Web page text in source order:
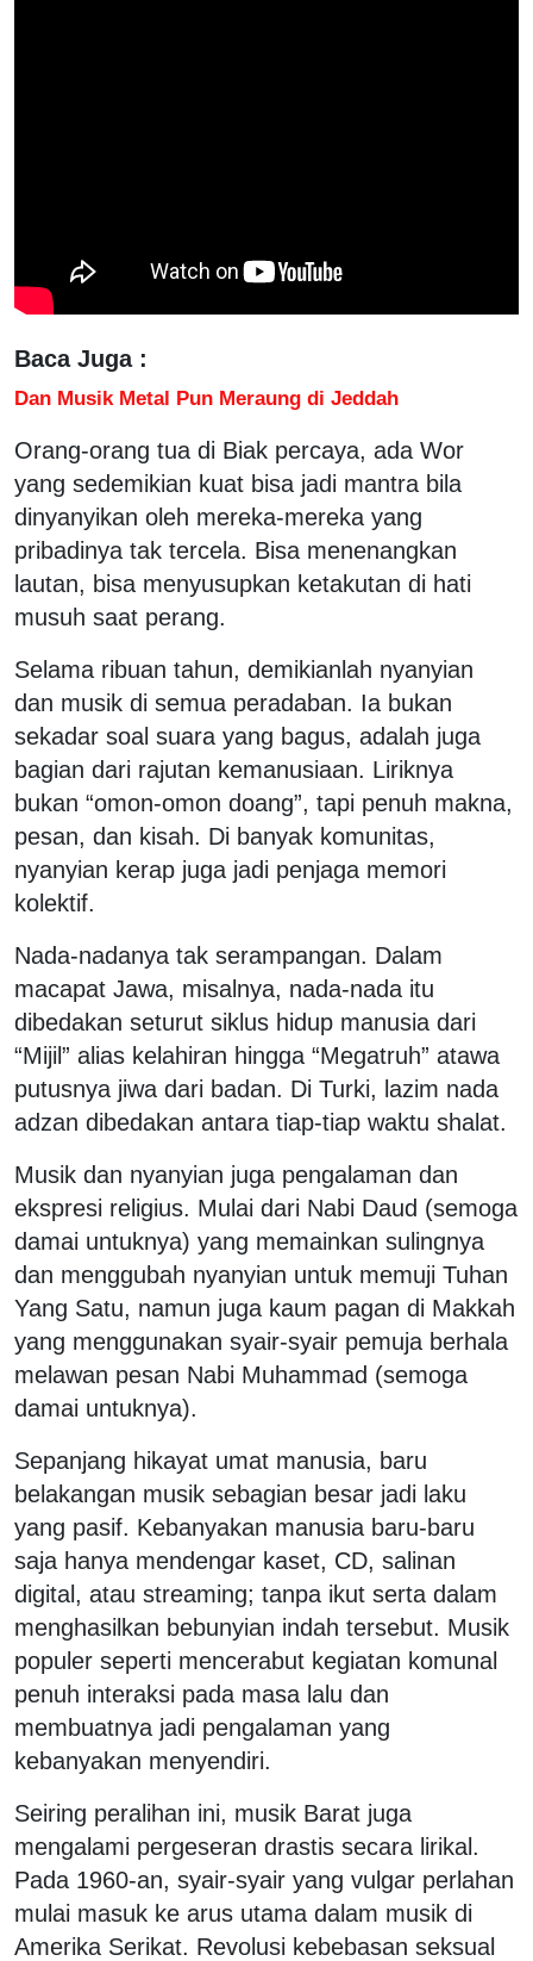
Baca Juga :
Dan Musik Metal Pun Meraung di Jeddah
Orang-orang tua di Biak percaya, ada Wor
yang sedemikian kuat bisa jadi mantra bila
dinyanyikan oleh mereka-mereka yang
pribadinya tak tercela. Bisa menenangkan
lautan, bisa menyusupkan ketakutan di hati
musuh saat perang.
Selama ribuan tahun, demikianlah nyanyian
dan musik di semua peradaban. Ia bukan
sekadar soal suara yang bagus, adalah juga
bagian dari rajutan kemanusiaan. Liriknya
bukan “omon-omon doang”, tapi penuh makna,
pesan, dan kisah. Di banyak komunitas,
nyanyian kerap juga jadi penjaga memori
kolektif.
Nada-nadanya tak serampangan. Dalam
macapat Jawa, misalnya, nada-nada itu
dibedakan seturut siklus hidup manusia dari
“Mijil” alias kelahiran hingga “Megatruh” atawa
putusnya jiwa dari badan. Di Turki, lazim nada
adzan dibedakan antara tiap-tiap waktu shalat.
Musik dan nyanyian juga pengalaman dan
ekspresi religius. Mulai dari Nabi Daud (semoga
damai untuknya) yang memainkan sulingnya
dan menggubah nyanyian untuk memuji Tuhan
Yang Satu, namun juga kaum pagan di Makkah
yang menggunakan syair-syair pemuja berhala
melawan pesan Nabi Muhammad (semoga
damai untuknya).
Sepanjang hikayat umat manusia, baru
belakangan musik sebagian besar jadi laku
yang pasif. Kebanyakan manusia baru-baru
saja hanya mendengar kaset, CD, salinan
digital, atau streaming; tanpa ikut serta dalam
menghasilkan bebunyian indah tersebut. Musik
populer seperti mencerabut kegiatan komunal
penuh interaksi pada masa lalu dan
membuatnya jadi pengalaman yang
kebanyakan menyendiri.
Seiring peralihan ini, musik Barat juga
mengalami pergeseran drastis secara lirikal.
Pada 1960-an, syair-syair yang vulgar perlahan
mulai masuk ke arus utama dalam musik di
Amerika Serikat. Revolusi kebebasan seksual